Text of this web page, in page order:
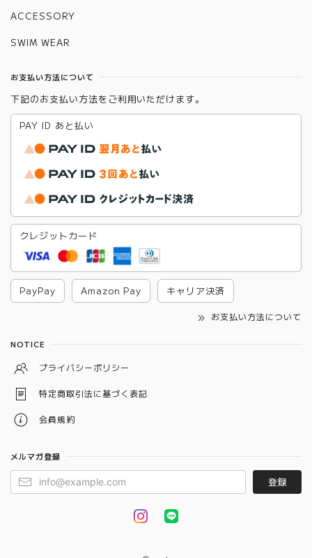
ACCESSORY
SWIM WEAR
お支払い方法について
下記のお支払い方法をご利用いただけます。
PAY ID あと払い
クレジットカード
PayPay Amazon Pay キャリア決済
お支払い方法について
NOTICE
プライバシーポリシー
特定商取引法に基づく表記
会員規約
メルマガ登録
登録